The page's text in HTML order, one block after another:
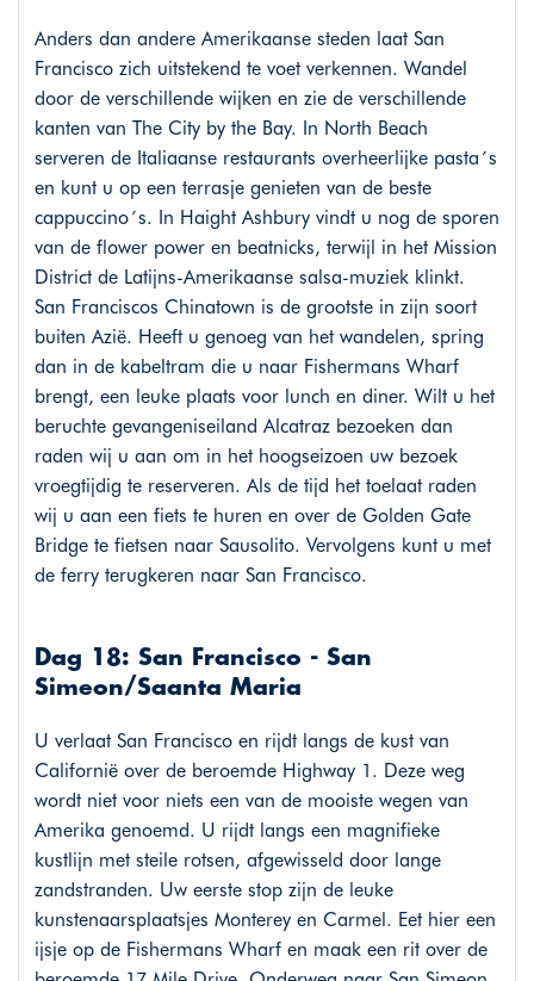
Anders dan andere Amerikaanse steden laat San
Francisco zich uitstekend te voet verkennen. Wandel
door de verschillende wijken en zie de verschillende
kanten van The City by the Bay. In North Beach
serveren de Italiaanse restaurants overheerlijke pasta´s
en kunt u op een terrasje genieten van de beste
cappuccino´s. In Haight Ashbury vindt u nog de sporen
van de flower power en beatnicks, terwijl in het Mission
District de Latijns-Amerikaanse salsa-muziek klinkt.
San Franciscos Chinatown is de grootste in zijn soort
buiten Azië. Heeft u genoeg van het wandelen, spring
dan in de kabeltram die u naar Fishermans Wharf
brengt, een leuke plaats voor lunch en diner. Wilt u het
beruchte gevangeniseiland Alcatraz bezoeken dan
raden wij u aan om in het hoogseizoen uw bezoek
vroegtijdig te reserveren. Als de tijd het toelaat raden
wij u aan een fiets te huren en over de Golden Gate
Bridge te fietsen naar Sausolito. Vervolgens kunt u met
de ferry terugkeren naar San Francisco.
Dag 18: San Francisco - San
Simeon/Saanta Maria
U verlaat San Francisco en rijdt langs de kust van
Californië over de beroemde Highway 1. Deze weg
wordt niet voor niets een van de mooiste wegen van
Amerika genoemd. U rijdt langs een magnifieke
kustlijn met steile rotsen, afgewisseld door lange
zandstranden. Uw eerste stop zijn de leuke
kunstenaarsplaatsjes Monterey en Carmel. Eet hier een
ijsje op de Fishermans Wharf en maak een rit over de